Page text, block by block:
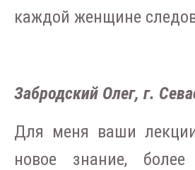
каждой женщине
Забродский Олег, г.
Для меня ваши
новое знание,